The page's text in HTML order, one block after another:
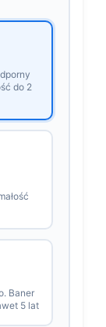
do 2
Baner
5 lat